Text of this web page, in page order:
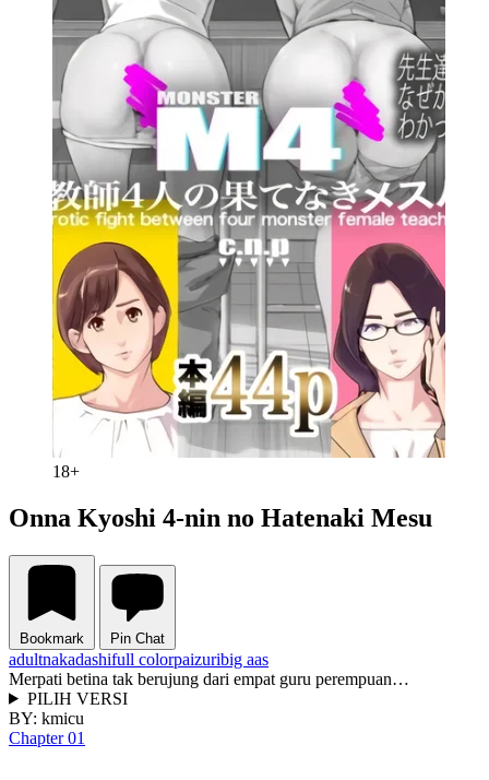
18+
Onna Kyoshi 4-nin no Hatenaki Mesu
Bookmark Pin Chat
adultnakadashifull colorpaizuribig aas
Merpati betina tak berujung dari empat guru perempuan…
PILIH VERSI
BY: kmicu
Chapter 01